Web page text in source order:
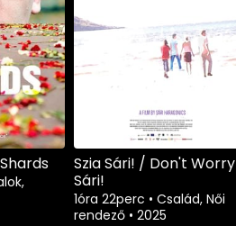
Szia Sári! / Don't Worry
Sári!
1óra 22perc • Család, Női
rendező • 2025